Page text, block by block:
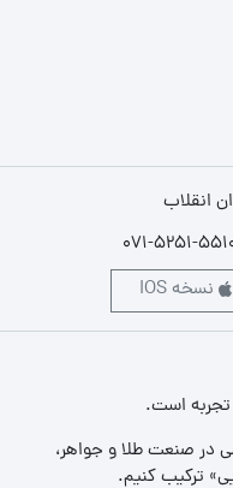
انقلاب
071-5251-
نسخه IOS
تجربه‌ است.
تخصصی در صنعت طلا و جواهر،
ترکیب کنیم.